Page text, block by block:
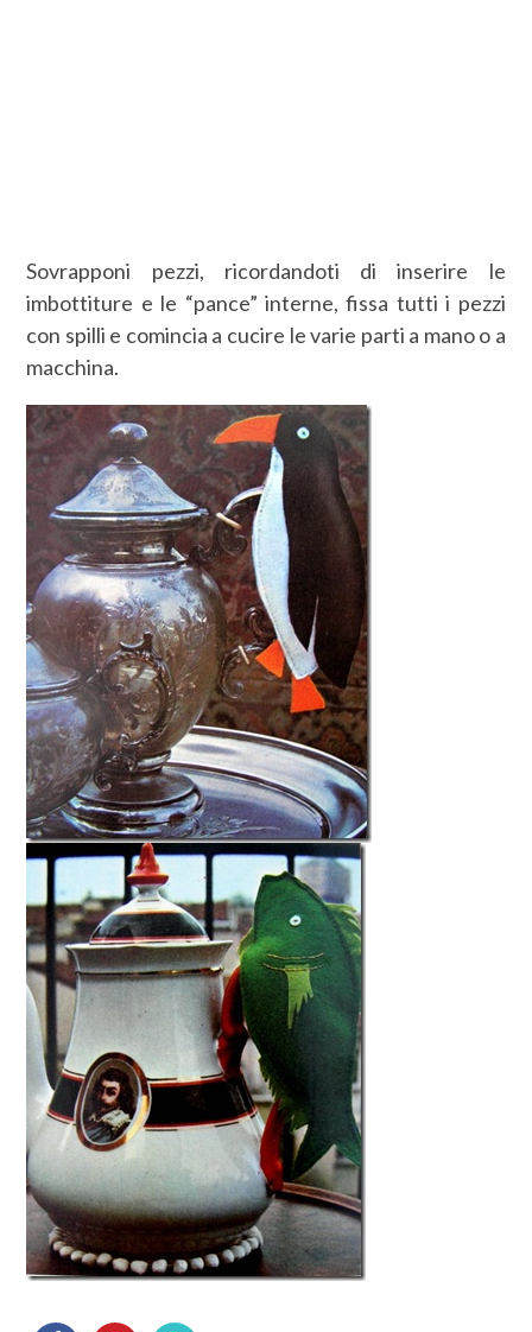
Sovrapponi pezzi, ricordandoti di inserire le
imbottiture e le “pance” interne, fissa tutti i pezzi
con spilli e comincia a cucire le varie parti a mano o a
macchina.